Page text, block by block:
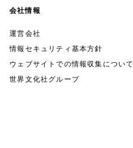
会社情報
運営会社
情報セキュリティ基本方針
ウェブサイトでの情報収集について
世界文化社グループ